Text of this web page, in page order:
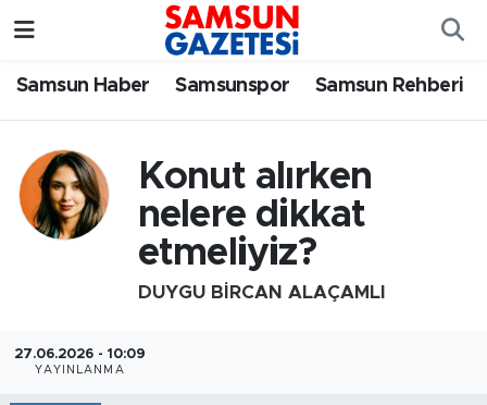
Samsun Haber Samsunspor Samsun Rehberi
Konut alırken
nelere dikkat
etmeliyiz?
DUYGU BIRCAN ALAÇAMLI
27.06.2026 - 10:09
YAYINLANMA
Samsun Haber
Samsun Rehberi
Resmi İlanlar
Samsun Nöbetçi Eczaneler
SAMSUN Namaz Vakitleri
Samsun Trafik Yoğunluk Haritası
Süper Lig Puan Durumu ve Fikstür
Tüm Manşetler